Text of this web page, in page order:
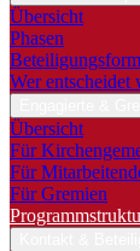
Übersicht
Phasen
Wer entscheidet
Übersicht
Für
Für
Für Gremien